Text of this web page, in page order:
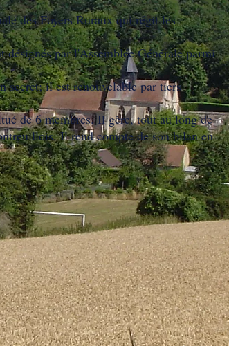
des Foyers Ruraux qui régit les
par l'Assemblée Générale parmi
secret; il est renouvelable par tiers
de 6 membres. Il gère, tout au long de
Il rend compte de son bilan en